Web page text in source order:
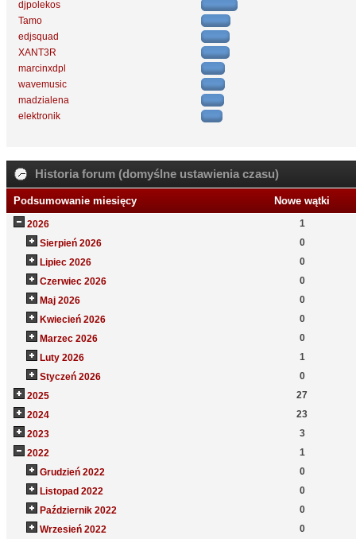
djpolekos
Tamo
edjsquad
XANT3R
marcinxdpl
wavemusic
madzialena
elektronik
Historia forum (domyślne ustawienia czasu)
Podsumowanie miesięcy Nowe wątki
2026
1
Sierpień 2026
0
Lipiec 2026
0
Czerwiec 2026
0
Maj 2026
0
Kwiecień 2026
0
Marzec 2026
0
Luty 2026
1
Styczeń 2026
0
2025
27
2024
23
2023
3
2022
1
Grudzień 2022
0
Listopad 2022
0
Październik 2022
0
Wrzesień 2022
0